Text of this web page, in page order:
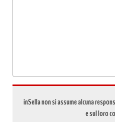
inSella non si assume alcuna
e sul loro